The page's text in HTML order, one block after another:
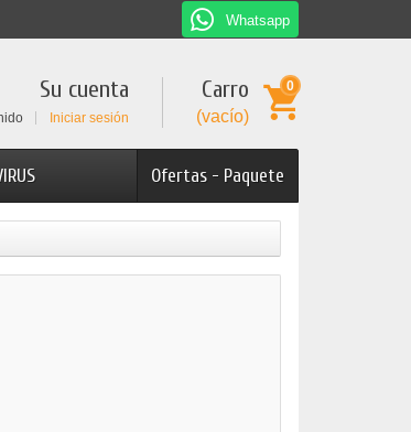
Whatsapp
Carro
(vacío)
0
Su cuenta
Iniciar sesión
Ofertas - Paquete